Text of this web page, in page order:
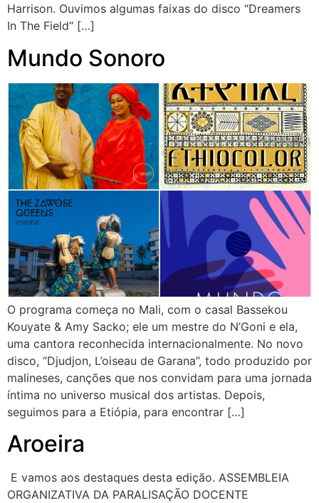
Harrison. Ouvimos algumas faixas do disco “Dreamers
In The Field“ […]
Mundo Sonoro
O programa começa no Mali, com o casal Bassekou
Kouyate & Amy Sacko; ele um mestre do N’Goni e ela,
uma cantora reconhecida internacionalmente. No novo
disco, “Djudjon, L’oiseau de Garana”, todo produzido por
malineses, canções que nos convidam para uma jornada
íntima no universo musical dos artistas. Depois,
seguimos para a Etiópia, para encontrar […]
Aroeira
E vamos aos destaques desta edição. ASSEMBLEIA
ORGANIZATIVA DA PARALISAÇÃO DOCENTE